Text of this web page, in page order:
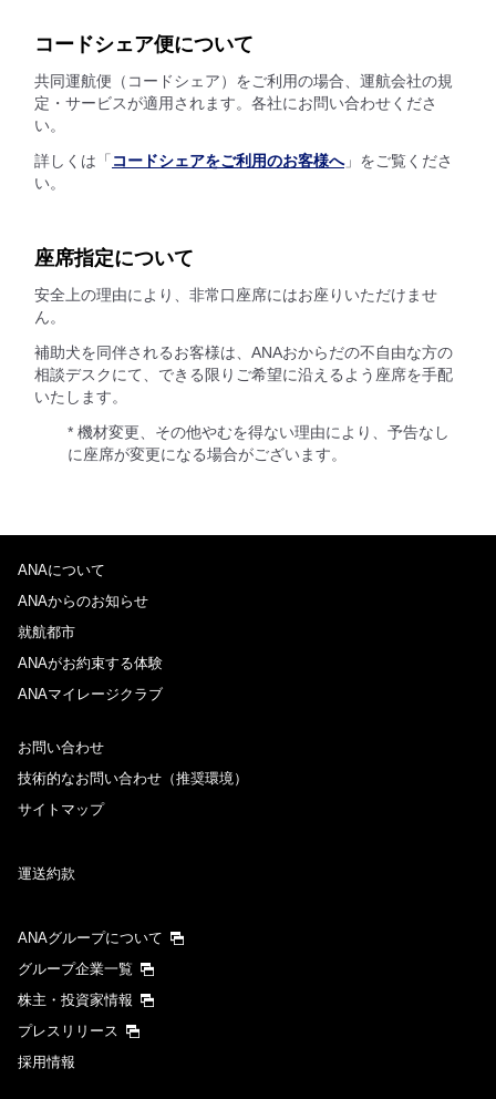
コードシェア便について
共同運航便（コードシェア）をご利用の場合、運航会社の規
定・サービスが適用されます。各社にお問い合わせくださ
い。
詳しくは「 コードシェアをご利用のお客様へ」をご覧くださ
い。
座席指定について
安全上の理由により、非常口座席にはお座りいただけませ
ん。
補助犬を同伴されるお客様は、ANAおからだの不自由な方の
相談デスクにて、できる限りご希望に沿えるよう座席を手配
いたします。
* 機材変更、その他やむを得ない理由により、予告なし
に座席が変更になる場合がございます。
ANAについて
ANAからのお知らせ
就航都市
ANAがお約束する体験
ANAマイレージクラブ
お問い合わせ
技術的なお問い合わせ（推奨環境）
サイトマップ
運送約款
ANAグループについて
グループ企業一覧
株主・投資家情報
プレスリリース
採用情報